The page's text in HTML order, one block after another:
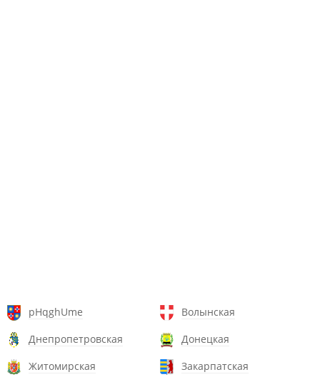
pHqghUme
Волынская
Днепропетровская
Донецкая
Житомирская
Закарпатская